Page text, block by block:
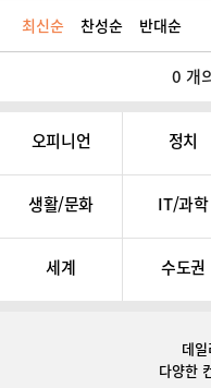
최신순 찬성순 반대순
0 개
오피니언 정치
생활/문화 IT/과학
세계 수도권
데
다양한